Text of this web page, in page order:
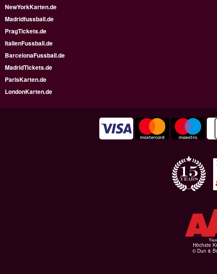
NewYorkKarten.de
Madridfussball.de
PragTickets.de
ItalienFussball.de
BarcelonaFussball.de
MadridTickets.de
ParisKarten.de
LondonKarten.de
Höchste
© Dun &